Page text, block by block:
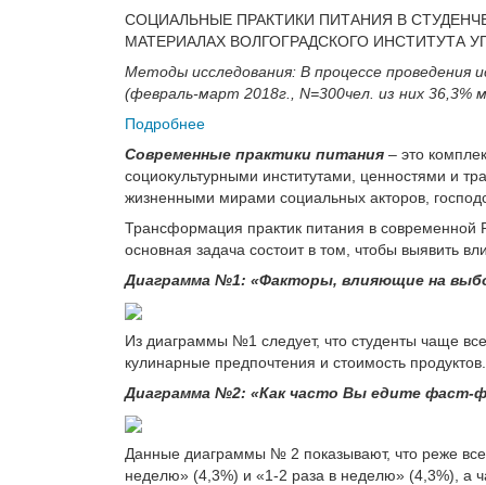
СОЦИАЛЬНЫЕ ПРАКТИКИ ПИТАНИЯ В
МАТЕРИАЛАХ ВОЛГОГРАДСКОГО ИНСТИТУТА
Методы исследования: В процессе проведения
(февраль-март 2018г., N=300чел. из них
Подробнее
Cовременные практики питания – это
социокультурными институтами, ценностями и
жизненными мирами социальных акторов,
Трансформация практик питания в
основная задача состоит в том, чтобы выявить
Диаграмма №1: «Факторы, влияющие на
Из диаграммы №1 следует, что студенты чаще
кулинарные предпочтения и стоимость продуктов.
Диаграмма №2: «Как часто Вы едите фаст-
Данные диаграммы № 2 показывают, что реже
неделю» (4,3%) и «1-2 раза в неделю» (4,3%), а